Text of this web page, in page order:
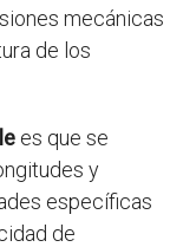
mecánicas
de los
es que se
y
específicas
de